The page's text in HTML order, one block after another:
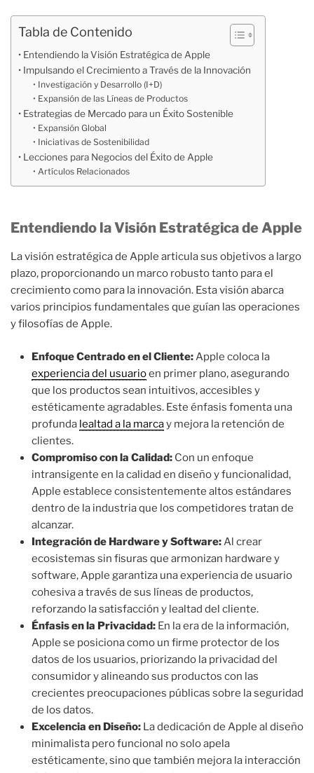
Tabla de Contenido
Entendiendo la Visión Estratégica de Apple
Impulsando el Crecimiento a Través de la Innovación
Investigación y Desarrollo (I+D)
Expansión de las Líneas de Productos
Estrategias de Mercado para un Éxito Sostenible
Expansión Global
Iniciativas de Sostenibilidad
Lecciones para Negocios del Éxito de Apple
Artículos Relacionados
Entendiendo la Visión Estratégica de Apple
La visión estratégica de Apple articula sus objetivos a largo
plazo, proporcionando un marco robusto tanto para el
crecimiento como para la innovación. Esta visión abarca
varios principios fundamentales que guían las operaciones
y filosofías de Apple.
Enfoque Centrado en el Cliente:Apple coloca la
experiencia del usuarioen primer plano, asegurando
que los productos sean intuitivos, accesibles y
estéticamente agradables. Este énfasis fomenta una
profunda lealtad a la marcay mejora la retención de
clientes.
Compromiso con la Calidad: Con un enfoque
intransigente en la calidad en diseño y funcionalidad,
Apple establece consistentemente altos estándares
dentro de la industria que los competidores tratan de
alcanzar.
Integración de Hardware y Software:Al crear
ecosistemas sin fisuras que armonizan hardware y
software, Apple garantiza una experiencia de usuario
cohesiva a través de sus líneas de productos,
reforzando la satisfacción y lealtad del cliente.
Énfasis en la Privacidad: En la era de la información,
Apple se posiciona como un firme protector de los
datos de los usuarios, priorizando la privacidad del
consumidor y alineando sus productos con las
crecientes preocupaciones públicas sobre la seguridad
de los datos.
Excelencia en Diseño: La dedicación de Apple al diseño
minimalista pero funcional no solo apela
estéticamente, sino que también mejora la interacción